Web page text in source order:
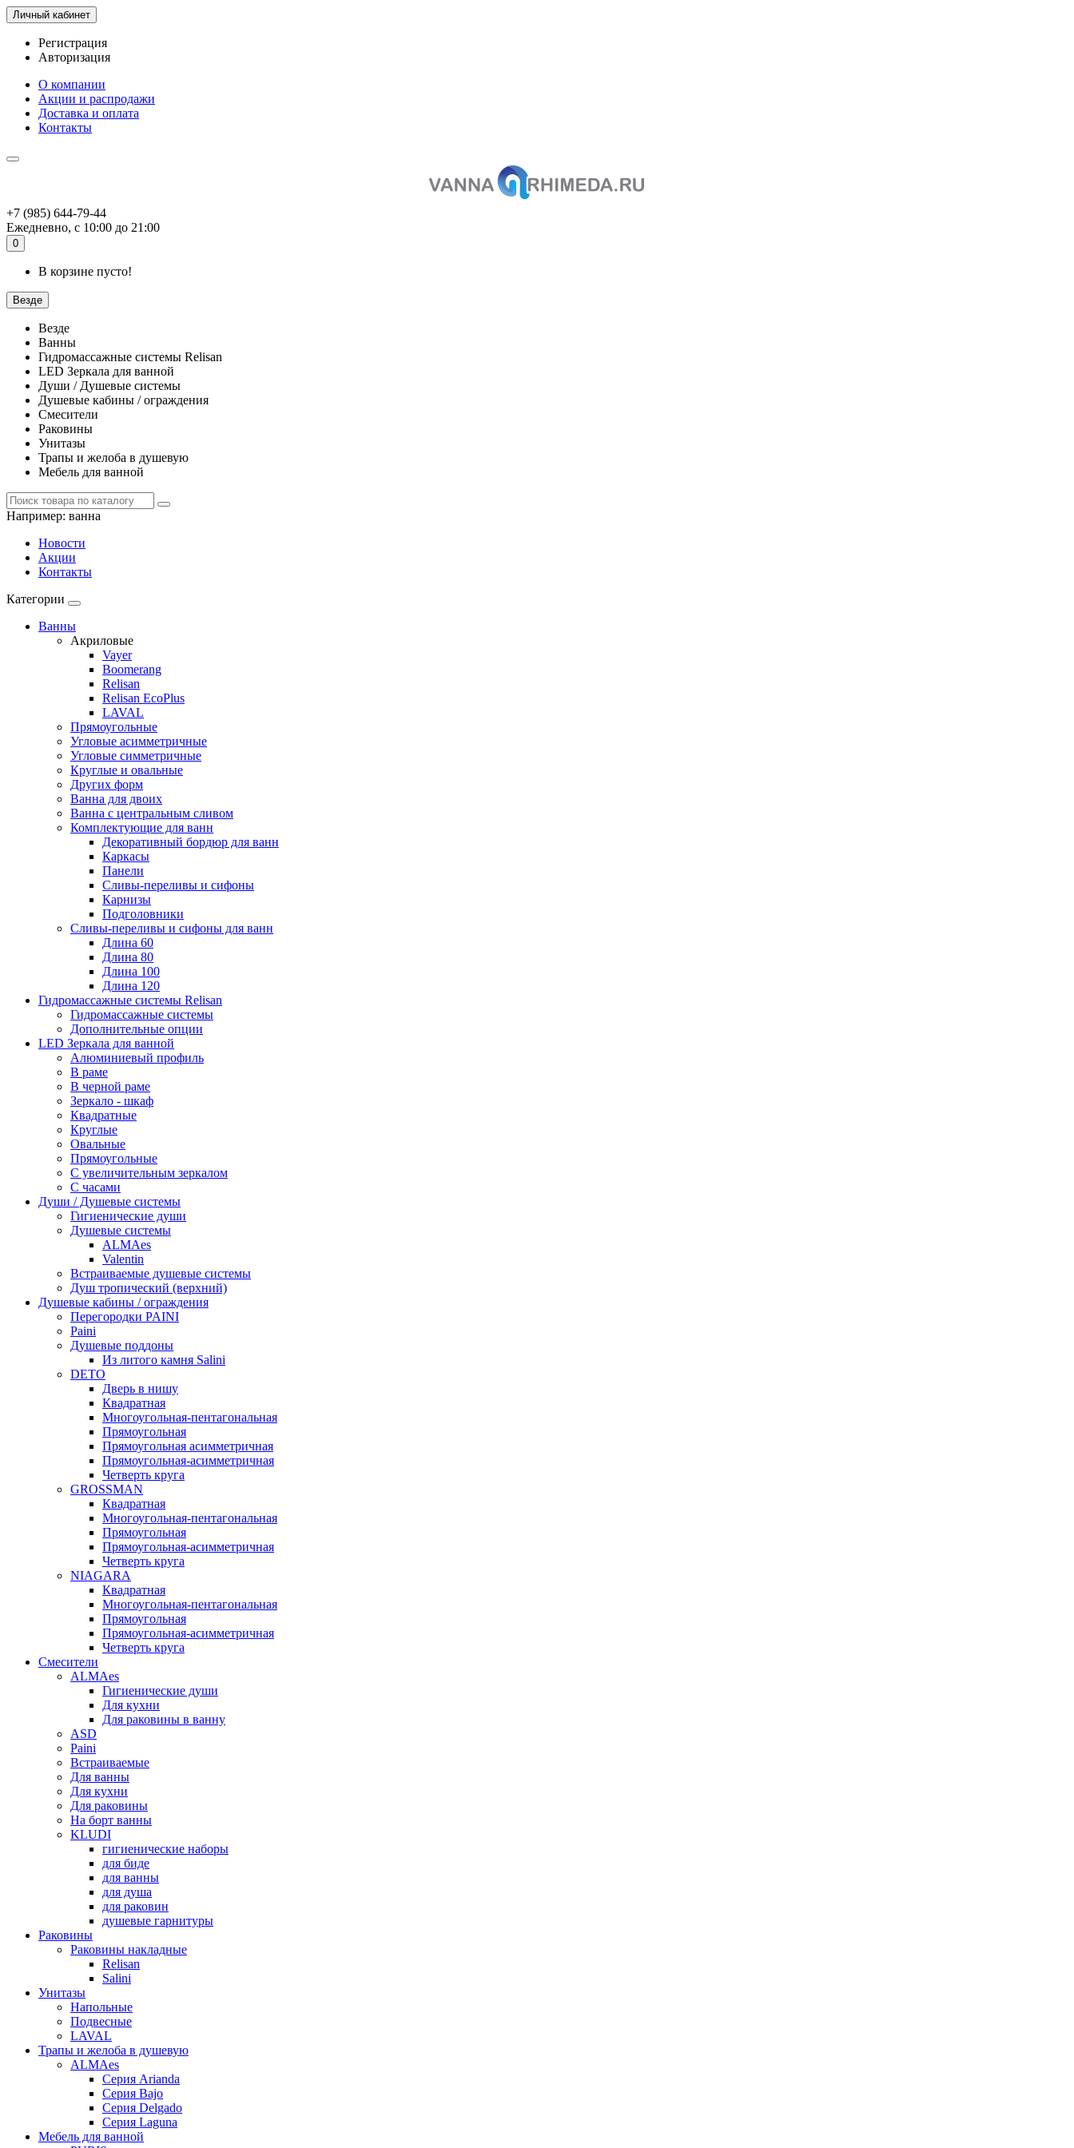
Личный кабинет
Регистрация
Авторизация
О компании
Акции и распродажи
Доставка и оплата
Контакты
+7 (985) 644-79-44
Ежедневно, с 10:00 до 21:00
0
В корзине пусто!
Везде
Везде
Ванны
Гидромассажные системы Relisan
LED Зеркала для ванной
Души / Душевые системы
Душевые кабины / ограждения
Смесители
Раковины
Унитазы
Трапы и желоба в душевую
Мебель для ванной
Например: ванна
Новости
Акции
Контакты
Категории
Ванны
Акриловые
Vayer
Boomerang
Relisan
Relisan EcoPlus
LAVAL
Прямоугольные
Угловые асимметричные
Угловые симметричные
Круглые и овальные
Других форм
Ванна для двоих
Ванна с центральным сливом
Комплектующие для ванн
Декоративный бордюр для ванн
Каркасы
Панели
Сливы-переливы и сифоны
Карнизы
Подголовники
Сливы-переливы и сифоны для ванн
Длина 60
Длина 80
Длина 100
Длина 120
Гидромассажные системы Relisan
Гидромассажные системы
Дополнительные опции
LED Зеркала для ванной
Алюминиевый профиль
В раме
В черной раме
Зеркало - шкаф
Квадратные
Круглые
Овальные
Прямоугольные
С увеличительным зеркалом
С часами
Души / Душевые системы
Гигиенические души
Душевые системы
ALMAes
Valentin
Встраиваемые душевые системы
Душ тропический (верхний)
Душевые кабины / ограждения
Перегородки PAINI
Paini
Душевые поддоны
Из литого камня Salini
DETO
Дверь в нишу
Квадратная
Многоугольная-пентагональная
Прямоугольная
Прямоугольная асимметричная
Прямоугольная-асимметричная
Четверть круга
GROSSMAN
Квадратная
Многоугольная-пентагональная
Прямоугольная
Прямоугольная-асимметричная
Четверть круга
NIAGARA
Квадратная
Многоугольная-пентагональная
Прямоугольная
Прямоугольная-асимметричная
Четверть круга
Смесители
ALMAes
Гигиенические души
Для кухни
Для раковины в ванну
ASD
Paini
Встраиваемые
Для ванны
Для кухни
Для раковины
На борт ванны
KLUDI
гигиенические наборы
для биде
для ванны
для душа
для раковин
душевые гарнитуры
Раковины
Раковины накладные
Relisan
Salini
Унитазы
Напольные
Подвесные
LAVAL
Трапы и желоба в душевую
ALMAes
Серия Arianda
Серия Bajo
Серия Delgado
Серия Laguna
Мебель для ванной